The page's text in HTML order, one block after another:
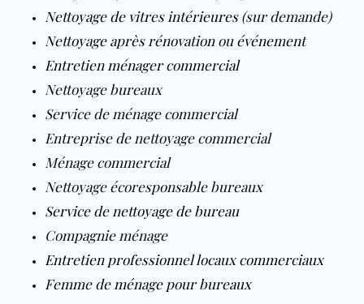
Nettoyage de vitres intérieures(sur demande)
Nettoyage après rénovationouévénement
Entretien ménager commercial
Nettoyage bureaux
Service de ménage commercial
Entreprise de nettoyage commercial
Ménage commercial
Nettoyage écoresponsable bureaux
Service de nettoyage de bureau
Compagnie ménage
Entretien professionnel locaux commerciaux
Femme de ménage pour bureaux